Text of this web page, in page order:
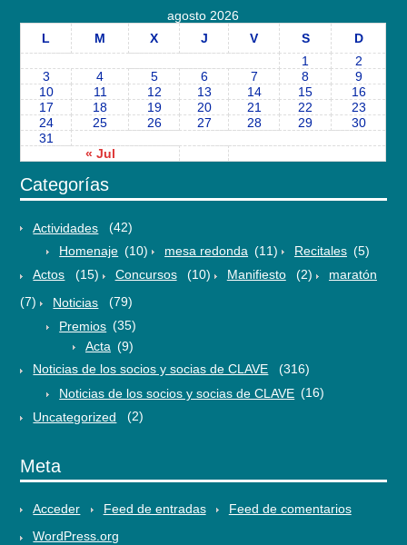
agosto 2026
L
M X J V S D
« Jul
1
2
3
4 5 6 7 8
9
10
11 12 13 14 15
16
17
18 19 20 21 22
23
24
25 26 27 28 29
30
31
Categorías
Actividades
(42)
Homenaje (10) mesa redonda (11) Recitales (5)
Actos
(15) Concursos (10) Manifiesto (2)
maratón
(7)
Noticias
(79)
Premios (35)
Acta (9)
Noticias de los socios y socias de CLAVE
(316)
Noticias de los socios y socias de CLAVE (16)
Uncategorized
(2)
Meta
Acceder Feed de entradas
Feed de comentarios
WordPress.org